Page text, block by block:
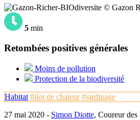
© Gazon
5 min
Retombées positives générales
Moins de pollution
Protection de la biodiversité
Habitat #ilot de chaleur #jardinage
27 mai 2020 - Simon Diotte, Coureur des